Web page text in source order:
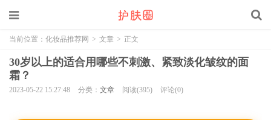
当前位置： 化妆品推荐网 > 文章 > 正文
30岁以上的适合用哪些不刺激、紧致淡化皱纹的面
霜？
2023-05-22 15:27:48 分类： 文章 阅读(395) 评论(0)